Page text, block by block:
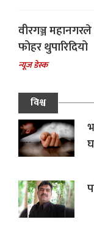
वीरगञ्ज महानगरले
फोहर थुपारिदियो
न्यूज डेस्क
विश्व